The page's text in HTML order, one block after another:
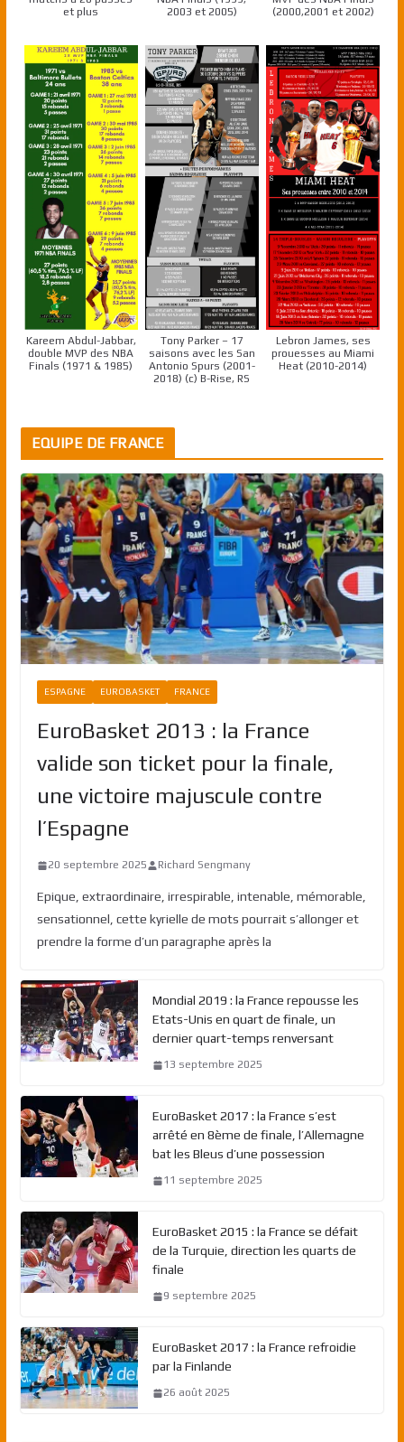
et plus
2003 et 2005)
(2000,2001 et 2002)
Kareem Abdul-Jabbar,
double MVP des NBA
Finals (1971 & 1985)
Tony Parker – 17
saisons avec les San
Antonio Spurs (2001-
2018) (c) B-Rise, RS
Lebron James, ses
prouesses au Miami
Heat (2010-2014)
EQUIPE DE FRANCE
ESPAGNE EUROBASKET FRANCE
EuroBasket 2013 : la France
valide son ticket pour la finale,
une victoire majuscule contre
l’Espagne
20 septembre 2025 Richard Sengmany
Epique, extraordinaire, irrespirable, intenable, mémorable,
sensationnel, cette kyrielle de mots pourrait s’allonger et
prendre la forme d’un paragraphe après la
Mondial 2019 : la France repousse les
Etats-Unis en quart de finale, un
dernier quart-temps renversant
13 septembre 2025
EuroBasket 2017 : la France s’est
arrêté en 8ème de finale, l’Allemagne
bat les Bleus d’une possession
11 septembre 2025
EuroBasket 2015 : la France se défait
de la Turquie, direction les quarts de
finale
9 septembre 2025
EuroBasket 2017 : la France refroidie
par la Finlande
26 août 2025